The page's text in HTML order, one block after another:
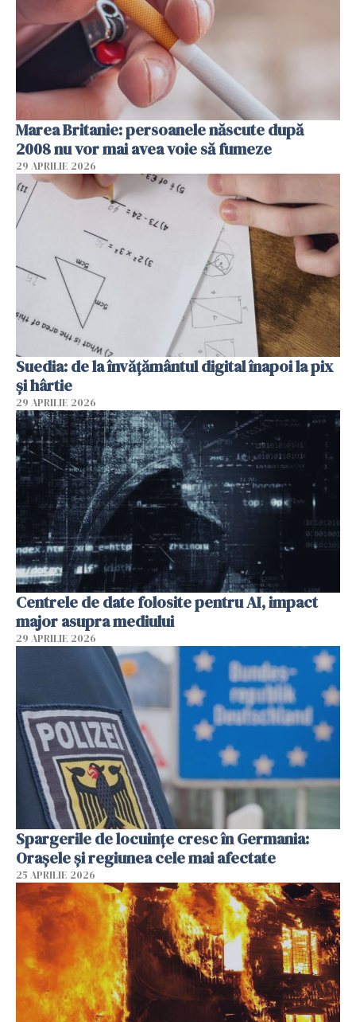
Marea Britanie: persoanele născute după
2008 nu vor mai avea voie să fumeze
29 APRILIE 2026
Suedia: de la învățământul digital înapoi la pix
și hârtie
29 APRILIE 2026
Centrele de date folosite pentru AI, impact
major asupra mediului
29 APRILIE 2026
Spargerile de locuințe cresc în Germania:
Orașele și regiunea cele mai afectate
25 APRILIE 2026